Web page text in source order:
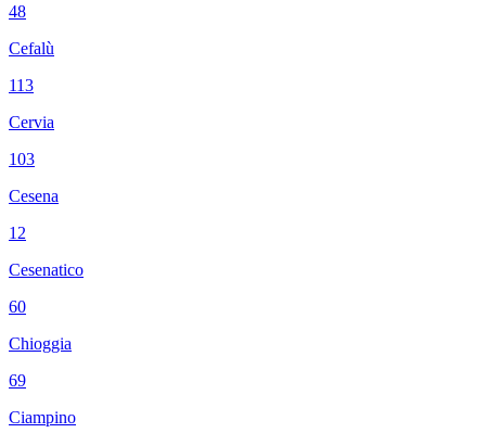
48
Cefalù
113
Cervia
103
Cesena
12
Cesenatico
60
Chioggia
69
Ciampino